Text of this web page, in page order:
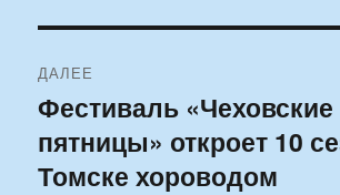
ДАЛЕЕ
Следующая
запись:
Фестиваль «Чеховские
пятницы» откроет 10
Томске хороводом